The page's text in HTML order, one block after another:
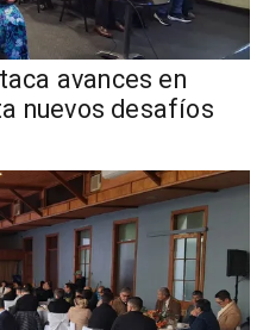
avances en
nuevos desafíos